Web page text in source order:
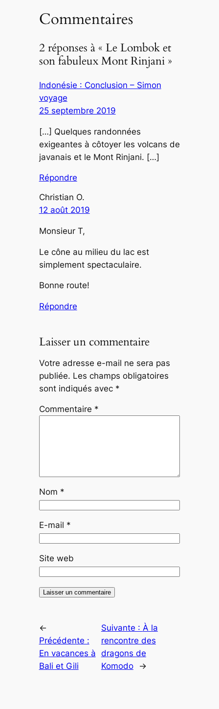
Commentaires
2 réponses à « Le Lombok et
son fabuleux Mont Rinjani »
Indonésie : Conclusion – Simon
voyage
25 septembre 2019
[…] Quelques randonnées
exigeantes à côtoyer les volcans de
javanais et le Mont Rinjani. […]
Répondre
Christian O.
12 août 2019
Monsieur T,
Le cône au milieu du lac est
simplement spectaculaire.
Bonne route!
Répondre
Laisser un commentaire
Votre adresse e-mail ne sera pas
publiée. Les champs obligatoires
sont indiqués avec *
Commentaire *
Nom *
E-mail *
Site web
←
Précédente :
En vacances à
Bali et Gili
Suivante : À la
rencontre des
dragons de
Komodo
→